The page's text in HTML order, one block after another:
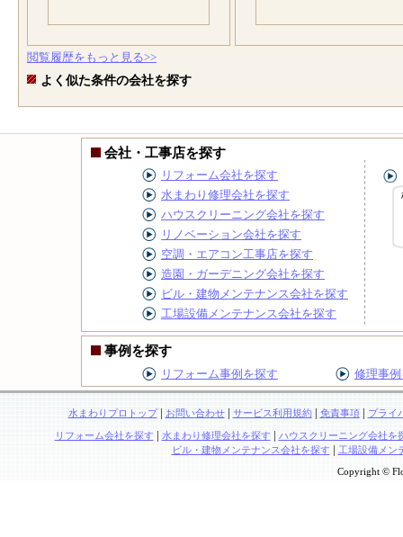
閲覧履歴をもっと見る>>
よく似た条件の会社を探す
会社・工事店を探す
リフォーム会社を探す
水まわり修理会社を探す
ハウスクリーニング会社を探す
リノベーション会社を探す
空調・エアコン工事店を探す
造園・ガーデニング会社を探す
ビル・建物メンテナンス会社を探す
工場設備メンテナンス会社を探す
事例を探す
リフォーム事例を探す 修理事
水まわりプロトップ| お問い合わせ| サービス利用規約| 免責事項| プライ
リフォーム会社を探す | 水まわり修理会社を探す | ハウスクリーニング会社を
ビル・建物メンテナンス会社を探す| 工場設備メン
Copyright ©